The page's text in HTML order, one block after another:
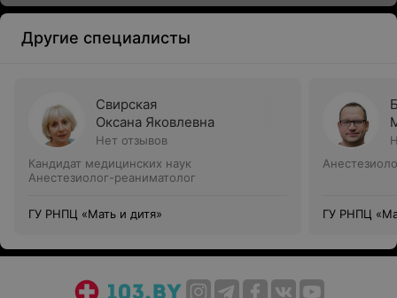
Другие специалисты
Свирская
Оксана Яковлевна
Нет отзывов
Кандидат медицинских наук
Анестезиолог-реаниматолог
ГУ РНПЦ «Мать и дитя» ГУ РНПЦ